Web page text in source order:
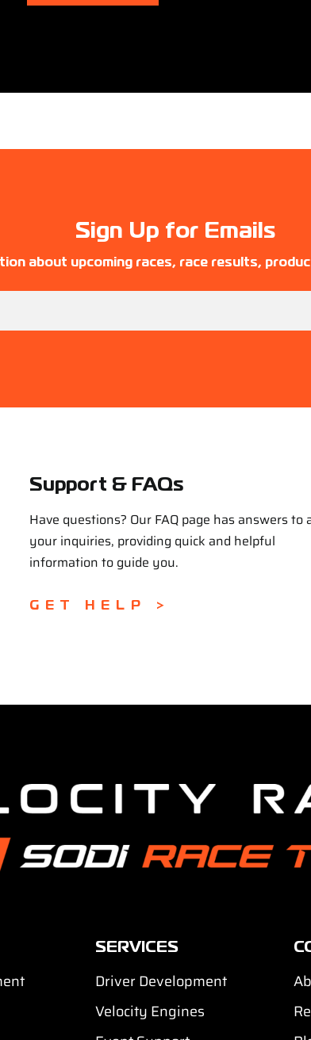
Sign Up for Emails
about upcoming races, race results,
Support & FAQs
Have questions? Our FAQ page has answers to
your inquiries, providing quick and helpful
information to guide you.
GET HELP >
SERVICES
Driver Development
Velocity Engines